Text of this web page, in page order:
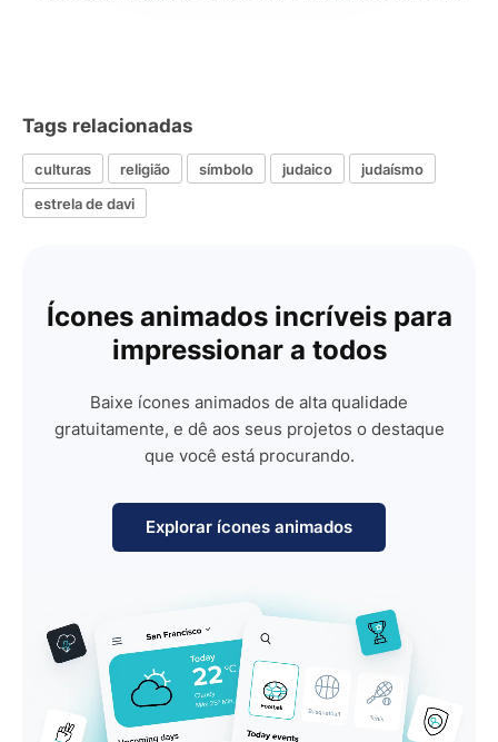
Tags relacionadas
culturas religião símbolo judaico
judaísmo
estrela de davi
Ícones animados incríveis para
impressionar a todos
Baixe ícones animados de alta qualidade
gratuitamente, e dê aos seus projetos o destaque
que você está procurando.
Explorar ícones animados